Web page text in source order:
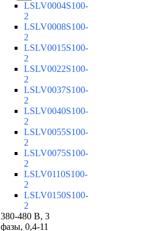
LSLV0004S100-
2
LSLV0008S100-
2
LSLV0015S100-
2
LSLV0022S100-
2
LSLV0037S100-
2
LSLV0040S100-
2
LSLV0055S100-
2
LSLV0075S100-
2
LSLV0110S100-
2
LSLV0150S100-
2
380-480 В, 3
фазы, 0,4-11